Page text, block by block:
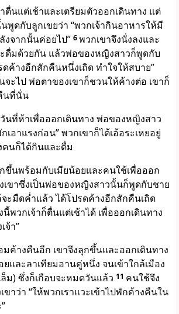
ตื่นแต่เช้าและเตรียมตัวออกเดินทาง แต่
ดกับลูกเขยว่า “พวกเจ้ากินอาหารให้มี
จากนั้นค่อยไป” 6พวกเขาจึงนั่งลงและ
ดื่มด้วยกัน แล้วพ่อของหญิงสาวก็พูดกับ
ดค้างอีกสักคืนหนึ่งเถิด ทำใจให้สบาย”
ะไป พ่อตาของเขาก็ชวนให้ค้างต่อ เขาก็
นที่นั่น
นที่ห้าเพื่อออกเดินทาง พ่อของหญิงสาว
อาแรงก่อน” พวกเขาก็ได้เอ้อระเหยอยู่
คนก็ได้กินและดื่ม
ขึ้นพร้อมกับเมียน้อยและคนใช้เพื่อออก
เขาซึ่งเป็นพ่อของหญิงสาวนั้นก็พูดกับชาย
ะมืดค่ำแล้ว ได้โปรดค้างอีกสักคืนเถิด
พวกเจ้าก็ตื่นแต่เช้าได้ เพื่อออกเดินทาง
จ้า”
ค้างคืนอีก เขาจึงลุกขึ้นและออกเดินทาง
และลาเทียมอานคู่หนึ่ง จนเข้าใกล้เมือง
ล็ม) ซึ่งก็เกือบจะหมดวันแล้ว 11 คนใช้จึง
ขาว่า “ให้พวกเราแวะเข้าไปพักค้างคืนใน